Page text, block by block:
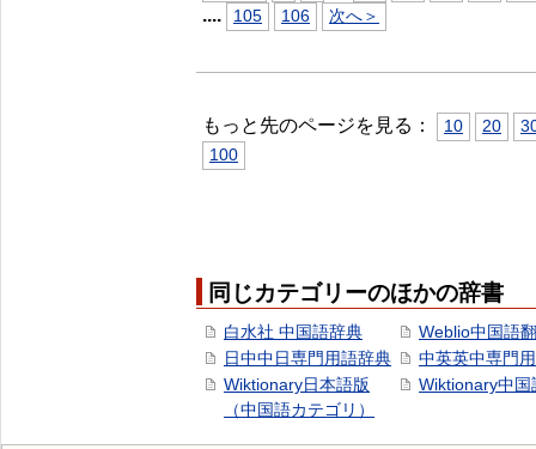
.... 105 106 次へ＞
もっと先のページを見る： 10 20
100
同じカテゴリーのほかの辞書
白水社 中国語辞典
日中中日専門用語辞典
Wiktionary日本語版
（中国語カテゴリ）
Weblio中国語
中英英中専門
Wiktionary中国